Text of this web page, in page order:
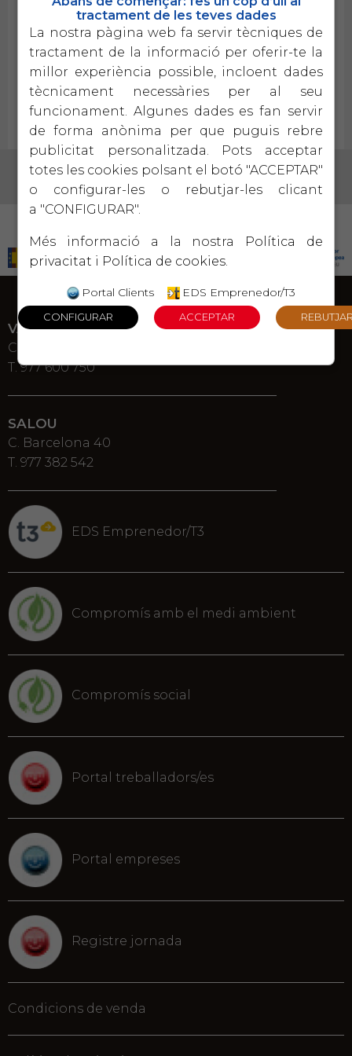
com Amazon, Casa del Libro o FNAC.
Professionals del departament Agustí López, consultor
col·laborador de Parés i Aubia, publica un nou llibre '
Hablar en público en 4 pasos, un método basado en el
viaje del Héroe'
MECANISMO DE RECUPERACIÓN Y RESILENCIA
VALLS
C. Bisbe Palau 25
T. 977 600 750
SALOU
C. Barcelona 40
T. 977 382 542
EDS Emprenedor/T3
Compromís amb el medi ambient
Compromís social
Portal treballadors/es
Portal empreses
Registre jornada
Condicions de venda
tractament de les teves dades
La nostra pàgina web fa servir tècniques de
tractament de la informació per oferir-te la
millor experiència possible, incloent dades
tècnicament necessàries per al seu
funcionament. Algunes dades es fan servir
de forma anònima per que puguis rebre
publicitat personalitzada. Pots acceptar
totes les cookies polsant el botó "ACCEPTAR"
o configurar-les o rebutjar-les clicant
a "CONFIGURAR".
Més informació a la nostra
Política de
privacitat i Política de cookies.
Portal Clients EDS Emprenedor/T3